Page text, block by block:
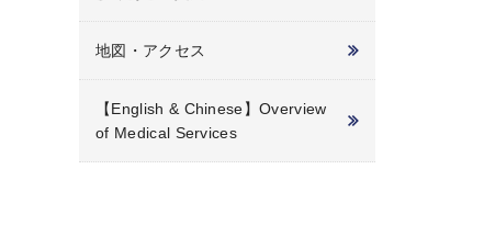
地図・アクセス
【English & Chinese】Overview
of Medical Services